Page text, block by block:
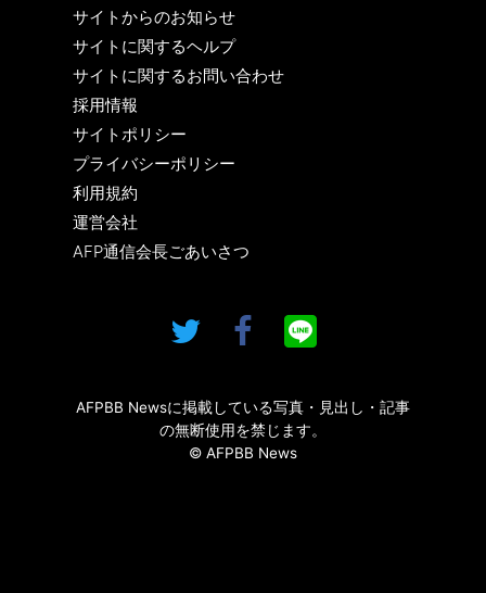
サイトからのお知らせ
サイトに関するヘルプ
サイトに関するお問い合わせ
採用情報
サイトポリシー
プライバシーポリシー
利用規約
運営会社
AFP通信会長ごあいさつ
AFPBB Newsに掲載している写真・見出し・記事
の無断使用を禁じます。
© AFPBB News